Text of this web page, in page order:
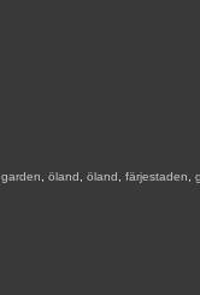
garden öland öland färjestaden